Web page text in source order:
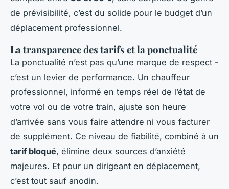
de prévisibilité, c’est du solide pour le budget d’un
déplacement professionnel.
La transparence des tarifs et la ponctualité
La ponctualité n’est pas qu’une marque de respect -
c’est un levier de performance. Un chauffeur
professionnel, informé en temps réel de l’état de
votre vol ou de votre train, ajuste son heure
d’arrivée sans vous faire attendre ni vous facturer
de supplément. Ce niveau de fiabilité, combiné à un
tarif bloqué, élimine deux sources d’anxiété
majeures. Et pour un dirigeant en déplacement,
c’est tout sauf anodin.